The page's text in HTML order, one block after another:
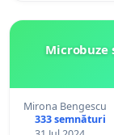
Microbuze
Mirona Bengescu
333 semnături